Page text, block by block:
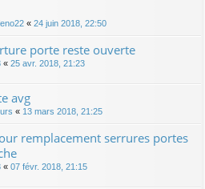
« 24 juin 2018, 22:50
porte reste ouverte
« 25 avr. 2018, 21:23
avg
« 13 mars 2018, 21:25
remplacement serrures portes
« 07 févr. 2018, 21:15